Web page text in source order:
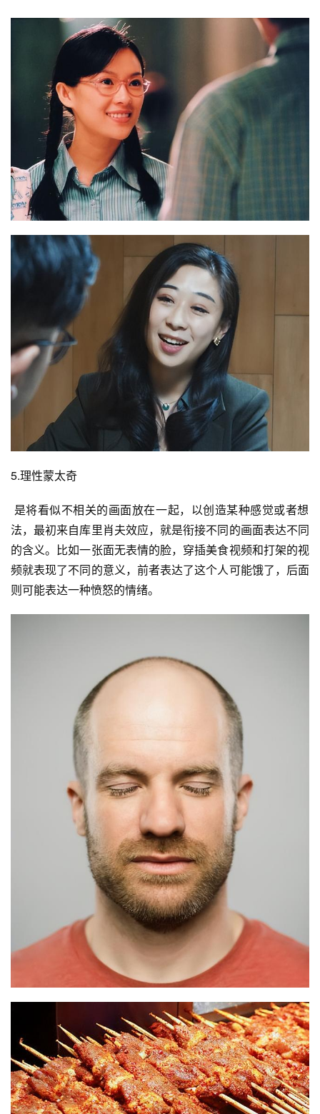
5.理性蒙太奇
法，最初来自库里肖夫效应，就是衔接不同的画面表达不同
的含义。比如一张面无表情的脸，穿插美食视频和打架的视
频就表现了不同的意义，前者表达了这个人可能饿了，后面
则可能表达一种愤怒的情绪。